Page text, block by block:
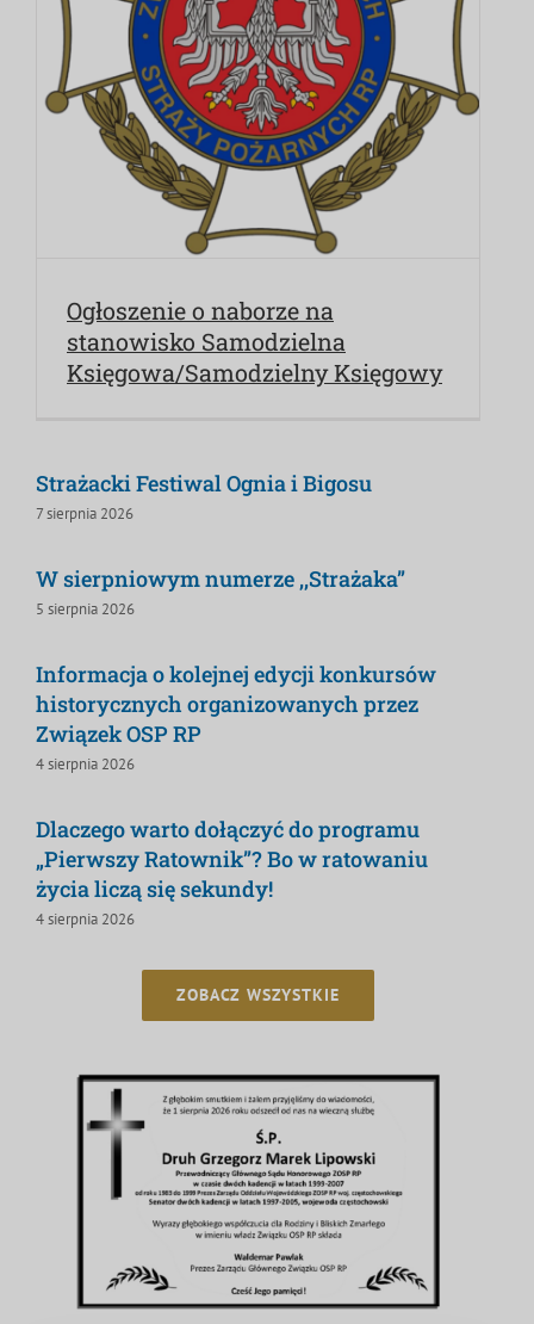
Ogłoszenie o naborze na
stanowisko Samodzielna
Księgowa/Samodzielny Księgowy
Strażacki Festiwal Ognia i Bigosu
7 sierpnia 2026
W sierpniowym numerze ,,Strażaka”
5 sierpnia 2026
Informacja o kolejnej edycji konkursów
historycznych organizowanych przez
Związek OSP RP
4 sierpnia 2026
Dlaczego warto dołączyć do programu
„Pierwszy Ratownik”? Bo w ratowaniu
życia liczą się sekundy!
4 sierpnia 2026
ZOBACZ WSZYSTKIE